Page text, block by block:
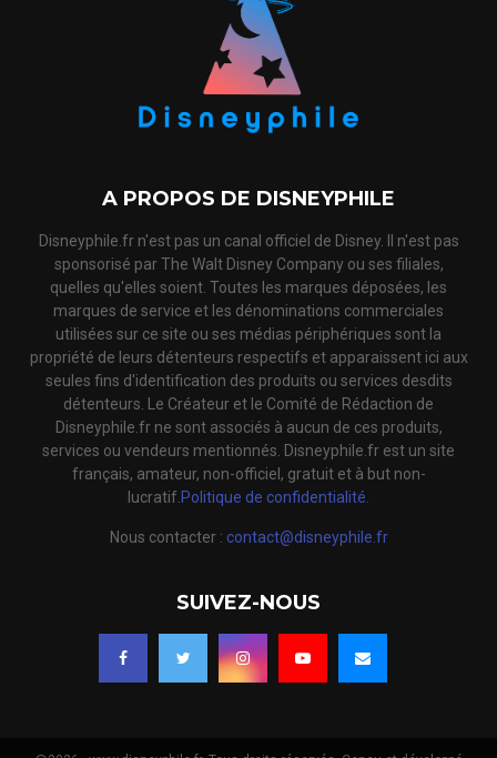
A PROPOS DE DISNEYPHILE
Disneyphile.fr n'est pas un canal officiel de Disney. Il n'est pas
sponsorisé par The Walt Disney Company ou ses filiales,
quelles qu'elles soient. Toutes les marques déposées, les
marques de service et les dénominations commerciales
utilisées sur ce site ou ses médias périphériques sont la
propriété de leurs détenteurs respectifs et apparaissent ici aux
seules fins d'identification des produits ou services desdits
détenteurs. Le Créateur et le Comité de Rédaction de
Disneyphile.fr ne sont associés à aucun de ces produits,
services ou vendeurs mentionnés. Disneyphile.fr est un site
français, amateur, non-officiel, gratuit et à but non-
lucratif. Politique de confidentialité.
Nous contacter : contact@disneyphile.fr
SUIVEZ-NOUS